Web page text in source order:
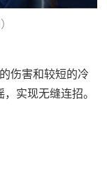
伤害和较短的冷
实现无缝连招。